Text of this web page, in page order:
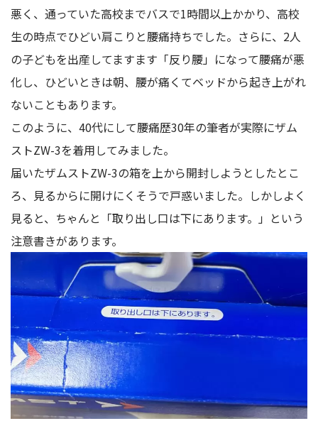
悪く、通っていた高校までバスで1時間以上かかり、高校
生の時点でひどい肩こりと腰痛持ちでした。さらに、2人
の子どもを出産してますます「反り腰」になって腰痛が悪
化し、ひどいときは朝、腰が痛くてベッドから起き上がれ
ないこともあります。
このように、40代にして腰痛歴30年の筆者が実際にザム
ストZW-3を着用してみました。
届いたザムストZW-3の箱を上から開封しようとしたとこ
ろ、見るからに開けにくそうで戸惑いました。しかしよく
見ると、ちゃんと「取り出し口は下にあります。」という
注意書きがあります。